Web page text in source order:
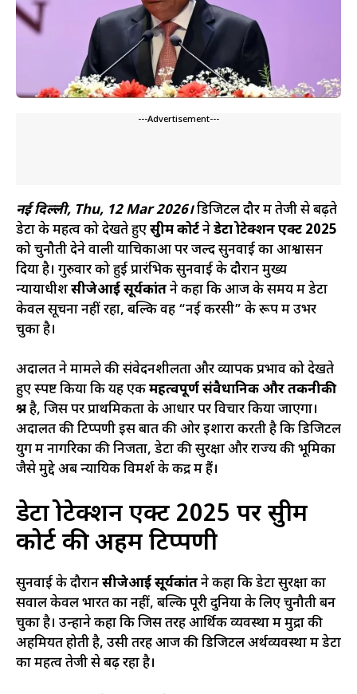
---Advertisement---
नई दिल्ली, Thu, 12 Mar 2026।डिजिटल दौर में तेजी से बढ़ते
डेटा के महत्व को देखते हुएसुप्रीम कोर्टनेडेटा प्रोटेक्शन एक्ट 2025
को चुनौती देने वाली याचिकाओं पर जल्द सुनवाई का आश्वासन
दिया है। गुरुवार को हुई प्रारंभिक सुनवाई के दौरान मुख्य
न्यायाधीशसीजेआई सूर्यकांतने कहा कि आज के समय में डेटा
केवल सूचना नहीं रहा, बल्कि वह “नई करेंसी” के रूप में उभर
चुका है।
अदालत ने मामले की संवेदनशीलता और व्यापक प्रभाव को देखते
हुए स्पष्ट किया कि यह एकमहत्वपूर्ण संवैधानिक और तकनीकी
प्रश्नहै, जिस पर प्राथमिकता के आधार पर विचार किया जाएगा।
अदालत की टिप्पणी इस बात की ओर इशारा करती है कि डिजिटल
युग में नागरिकों की निजता, डेटा की सुरक्षा और राज्य की भूमिका
जैसे मुद्दे अब न्यायिक विमर्श के केंद्र में हैं।
डेटा प्रोटेक्शन एक्ट 2025 पर सुप्रीम
कोर्ट की अहम टिप्पणी
सुनवाई के दौरानसीजेआई सूर्यकांतने कहा कि डेटा सुरक्षा का
सवाल केवल भारत का नहीं, बल्कि पूरी दुनिया के लिए चुनौती बन
चुका है। उन्होंने कहा कि जिस तरह आर्थिक व्यवस्था में मुद्रा की
अहमियत होती है, उसी तरह आज की डिजिटल अर्थव्यवस्था में डेटा
का महत्व तेजी से बढ़ रहा है।